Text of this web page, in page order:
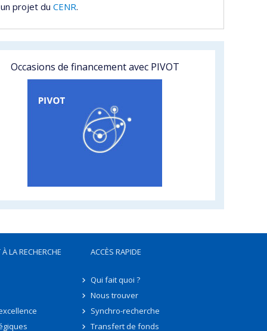
projet du CENR.
Occasions de financement avec PIVOT
LA RECHERCHE ACCÈS RAPIDE
Qui fait quoi ?
Nous trouver
Synchro-recherche
Transfert de fonds